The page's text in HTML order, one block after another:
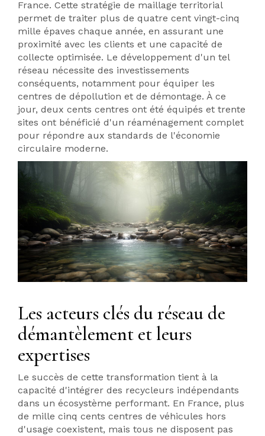
France. Cette stratégie de maillage territorial
permet de traiter plus de quatre cent vingt-cinq
mille épaves chaque année, en assurant une
proximité avec les clients et une capacité de
collecte optimisée. Le développement d'un tel
réseau nécessite des investissements
conséquents, notamment pour équiper les
centres de dépollution et de démontage. À ce
jour, deux cents centres ont été équipés et trente
sites ont bénéficié d'un réaménagement complet
pour répondre aux standards de l'économie
circulaire moderne.
Les acteurs clés du réseau de
démantèlement et leurs
expertises
Le succès de cette transformation tient à la
capacité d'intégrer des recycleurs indépendants
dans un écosystème performant. En France, plus
de mille cinq cents centres de véhicules hors
d'usage coexistent, mais tous ne disposent pas